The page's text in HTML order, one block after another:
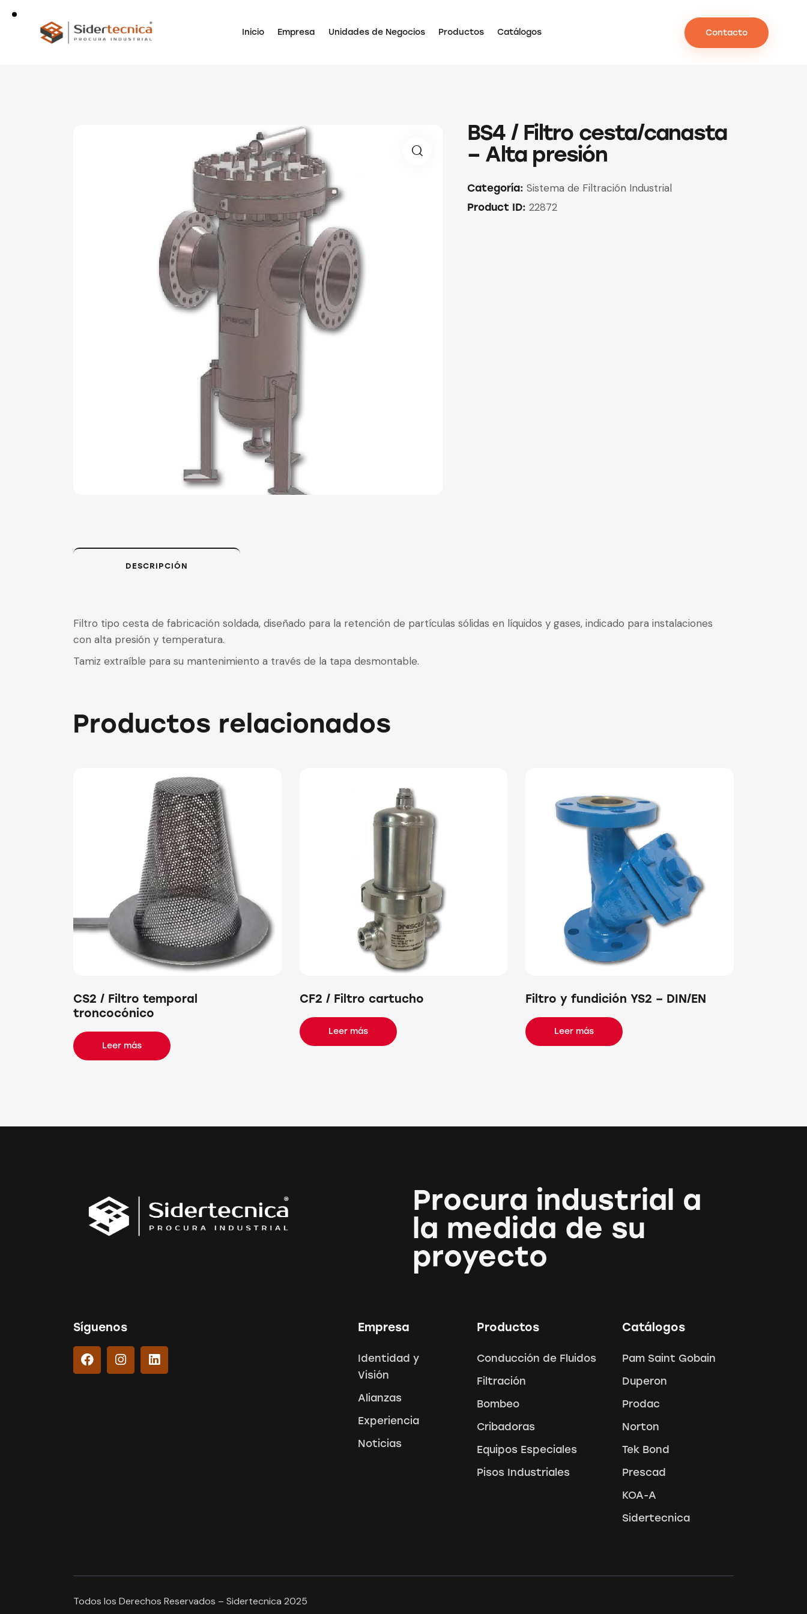
Inicio Empresa Unidades de Negocios Productos Catálogos Contacto
BS4 / Filtro cesta/canasta
– Alta presión
Categoría: Sistema de Filtración Industrial
Product ID: 22872
DESCRIPCIÓN
Filtro tipo cesta de fabricación soldada, diseñado para la retención de partículas sólidas en líquidos y gases, indicado para instalaciones
con alta presión y temperatura.
Tamiz extraíble para su mantenimiento a través de la tapa desmontable.
Productos relacionados
CS2 / Filtro temporal
troncocónico
Leer más
CF2 / Filtro cartucho
Leer más
Filtro y fundición YS2 – DIN/EN
Leer más
Procura industrial a
la medida de su
proyecto
Síguenos Empresa
Identidad y
Visión
Alianzas
Experiencia
Noticias
Productos
Conducción de Fluidos
Filtración
Bombeo
Cribadoras
Equipos Especiales
Pisos Industriales
Catálogos
Pam Saint Gobain
Duperon
Prodac
Norton
Tek Bond
Prescad
KOA-A
Sidertecnica
Todos los Derechos Reservados – Sidertecnica 2025